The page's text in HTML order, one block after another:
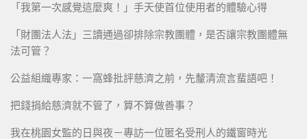
「我第一次感覺這麼爽！」手天使首位使用者的體驗心得
「財團法人法」三讀通過卻排除宗教團體，是否讓宗教團體無
法可管？
公益組織專家：一窩蜂批評慈濟之前，先釐清流言蜚語吧！
把錢捐給慈濟就不管了，算不算做善事？
我在桃園女監的日與夜－專訪一位匿名受刑人的鐵窗時光